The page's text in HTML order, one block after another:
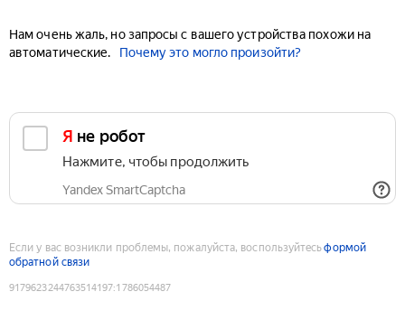
Нам очень жаль, но запросы с вашего устройства похожи на
автоматические.
Почему это могло произойти?
Я не робот
Нажмите, чтобы продолжить
Yandex SmartCaptcha
Если у вас возникли проблемы, пожалуйста, воспользуйтесьформой
обратной связи
9179623244763514197:1786054487